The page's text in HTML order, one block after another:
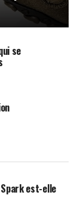
se
Spark est-elle